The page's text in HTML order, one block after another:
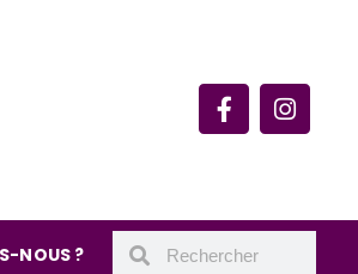
NOUS ?